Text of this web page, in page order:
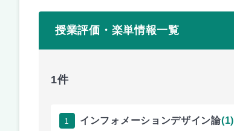
授業評価・楽単情報一覧
1件
1 インフォメーションデザイン論(1)